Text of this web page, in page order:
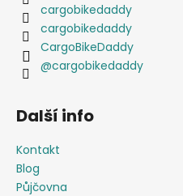
cargobikedaddy
cargobikedaddy
CargoBikeDaddy
@cargobikedaddy
Další info
Kontakt
Blog
Půjčovna